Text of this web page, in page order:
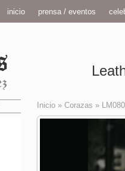
inicio prensa / eventos
Inicio » Corazas » LM080